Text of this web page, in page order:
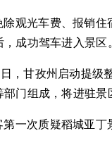
观光车费、报销
成功驾车进入景区。
，甘孜州启动提级
门组成，将进驻景
一次质疑稻城亚